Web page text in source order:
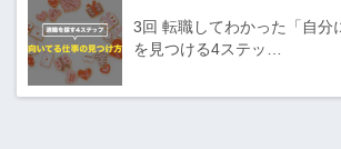
3回 転職してわかった「自分
を見つける4ステッ…